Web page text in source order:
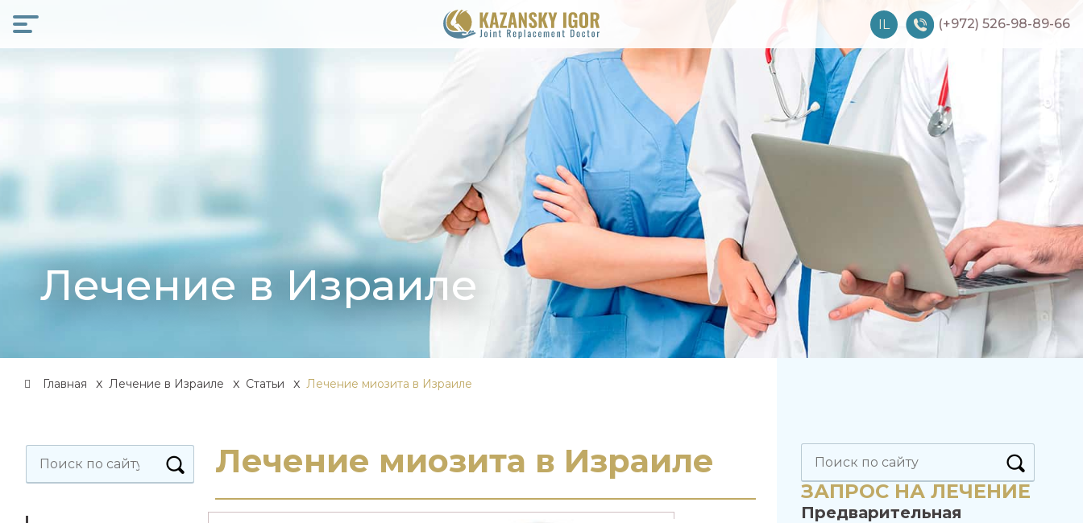
content
IL (+972) 526-98-89-66
Лечение в Израиле
Главная x Лечение в Израиле x Статьи x Лечение миозита в Израиле
Лечение миозита в Израиле
ЗАПРОС НА ЛЕЧЕНИЕ
Предварительная